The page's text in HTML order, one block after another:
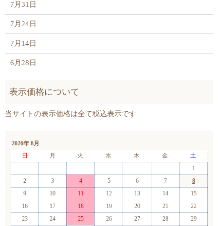
7月31日
7月24日
7月14日
6月28日
2026年 8月
日
月 火 水 木 金
土
1
2
3 4 5 6 7
8
9
10 11 12 13 14
15
16
17 18 19 20 21
22
23
24 25 26 27 28 29